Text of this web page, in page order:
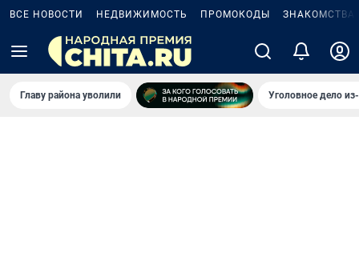
ВСЕ НОВОСТИ НЕДВИЖИМОСТЬ ПРОМОКОДЫ ЗНАКОМСТВА
Главу района уволили Уголовное дело